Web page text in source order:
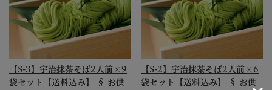
【S-3】宇治抹茶そば2人前×9
袋セット【送料込み】 § お供
【S-2】宇治抹茶そば2人前×6
袋セット【送料込み】 § お供